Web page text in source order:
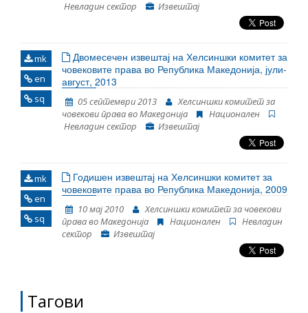
Невладин сектор
Извештај
mk
en
sq
Двомесечен извештај на Хелсиншки комитет за
човековите права во Република Македонија, јули-
август, 2013
05 септември 2013
Хелсиншки комитет за
човекови права во Македонија
Национален
Невладин сектор
Извештај
mk
en
sq
Годишен извештај на Хелсиншки комитет за
човековите права во Република Македонија, 2009
10 мај 2010
Хелсиншки комитет за човекови
права во Македонија
Национален
Невладин
сектор
Извештај
Тагови